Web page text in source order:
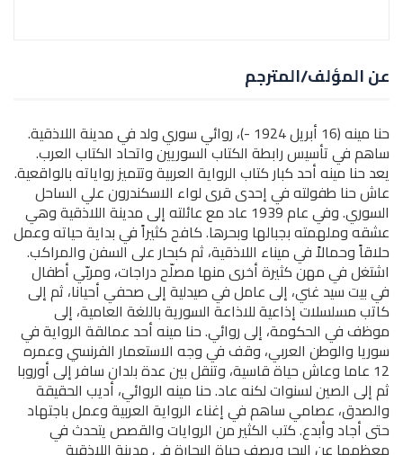
عن المؤلف/المترجم
حنا مينه (16 أبريل 1924 -)، روائي سوري ولد في مدينة اللاذقية.
ساهم في تأسيس رابطة الكتاب السوريين واتحاد الكتاب العرب.
يعد حنا مينه أحد كبار كتاب الرواية العربية وتتميز رواياته بالواقعية.
عاش حنا طفولته في إحدى قرى لواء الاسكندرون علي الساحل
السوري. وفي عام 1939 عاد مع عائلته إلى مدينة اللاذقية وهي
عشقه وملهمته بجبالها وبحرها. كافح كثيراً في بداية حياته وعمل
حلاقاً وحمالاً في ميناء اللاذقية، ثم كبحار على السفن والمراكب.
اشتغل في مهن كثيرة أخرى منها مصلّح دراجات، ومربّي أطفال
في بيت سيد غني، إلى عامل في صيدلية إلى صحفي أحيانا، ثم إلى
كاتب مسلسلات إذاعية للاذاعة السورية باللغة العامية، إلى
موظف في الحكومة، إلى روائي. حنا مينه أحد عمالقة الرواية في
سوريا والوطن العربي، وقف في وجه الاستعمار الفرنسي وعمره
12 عاما وعاش حياة قاسية، وتنقل بين عدة بلدان سافر إلى أوروبا
ثم إلى الصين لسنوات لكنه عاد. حنا مينه الروائي، أديب الحقيقة
والصدق، عصامي ساهم في إغناء الرواية العربية وعمل باجتهاد
حتى أجاد وأبدع. كتب الكثير من الروايات والقصص يتحدث في
معظمها عن البحر ويصف حياة البحارة في مدينة اللاذقية